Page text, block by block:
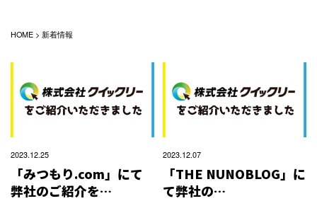
HOME > 新着情報
2023.12.25
「みつもり.com」にて
弊社のご紹介を…
2023.12.07
「THE NUNOBLOG」に
て弊社の…